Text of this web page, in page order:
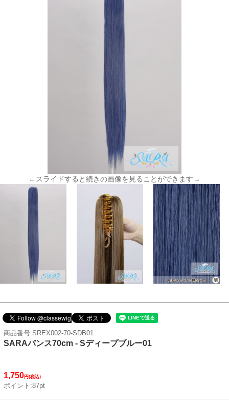
←スライドすると続きの画像を見ることができます→
商品番号:SREX002-70-SDB01
SARAバンス70cm - Sディープブルー01
1,750円(税込)
ポイント:87pt